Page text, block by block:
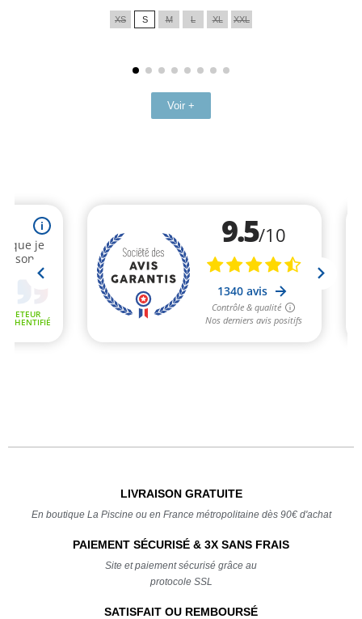
XS S M L XL XXL
Voir +
LIVRAISON GRATUITE
En boutique La Piscine ou en France métropolitaine dès 90€ d'achat
PAIEMENT SÉCURISÉ & 3X SANS FRAIS
Site et paiement sécurisé grâce au
protocole SSL
SATISFAIT OU REMBOURSÉ